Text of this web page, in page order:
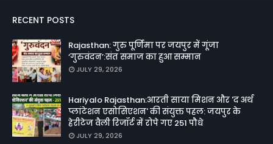
RECENT POSTS
Rajasthan: गुरु पूर्णिमा पर जयपुर में गूंजा
‘गुरुवंदन’:संत समाज का हुआ सम्मान
JULY 29, 2026
Hariyalo Rajasthan:आरती साया मिशन और 'द अर्थ
प्लांटेशन एसोसिएशन' की संयुक्त पहल: जयपुर के
हेरीटेज वैली रिजॉर्ट में रोपे गए 251 पौधे
JULY 29, 2026